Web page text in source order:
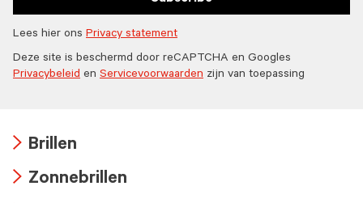
Lees hier ons Privacy statement
Deze site is beschermd door reCAPTCHA en Googles
Privacybeleid en Servicevoorwaarden zijn van toepassing
icon
Brillen
Zonnebrillen